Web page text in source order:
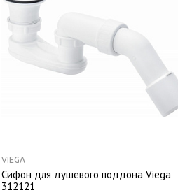
VIEGA
Сифон для душевого поддона Viega
312121